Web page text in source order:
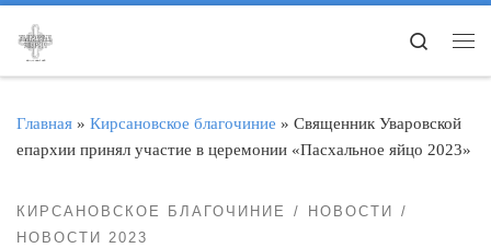
Перейти к содержимому
Search
Главная » Кирсановское благочиние » Священник Уваровской
епархии принял участие в церемонии «Пасхальное яйцо 2023»
КИРСАНОВСКОЕ БЛАГОЧИНИЕ
НОВОСТИ
НОВОСТИ 2023